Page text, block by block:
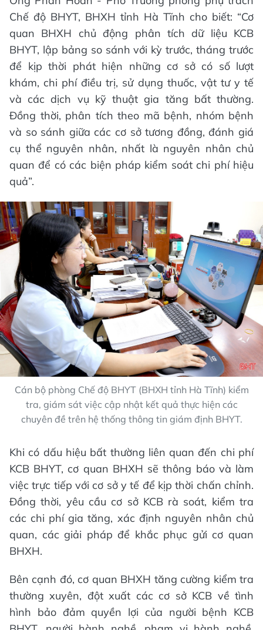
Chế độ BHYT, BHXH tỉnh Hà Tĩnh cho biết: “Cơ
quan BHXH chủ động phân tích dữ liệu KCB
BHYT, lập bảng so sánh với kỳ trước, tháng trước
để kịp thời phát hiện những cơ sở có số lượt
khám, chi phí điều trị, sử dụng thuốc, vật tư y tế
và các dịch vụ kỹ thuật gia tăng bất thường.
Đồng thời, phân tích theo mã bệnh, nhóm bệnh
và so sánh giữa các cơ sở tương đồng, đánh giá
cụ thể nguyên nhân, nhất là nguyên nhân chủ
quan để có các biện pháp kiểm soát chi phí hiệu
quả”.
Cán bộ phòng Chế độ BHYT (BHXH tỉnh Hà Tĩnh) kiểm
tra, giám sát việc cập nhật kết quả thực hiện các
chuyên đề trên hệ thống thông tin giám định BHYT.
Khi có dấu hiệu bất thường liên quan đến chi phí
KCB BHYT, cơ quan BHXH sẽ thông báo và làm
việc trực tiếp với cơ sở y tế để kịp thời chấn chỉnh.
Đồng thời, yêu cầu cơ sở KCB rà soát, kiểm tra
các chi phí gia tăng, xác định nguyên nhân chủ
quan, các giải pháp để khắc phục gửi cơ quan
BHXH.
Bên cạnh đó, cơ quan BHXH tăng cường kiểm tra
thường xuyên, đột xuất các cơ sở KCB về tình
hình bảo đảm quyền lợi của người bệnh KCB